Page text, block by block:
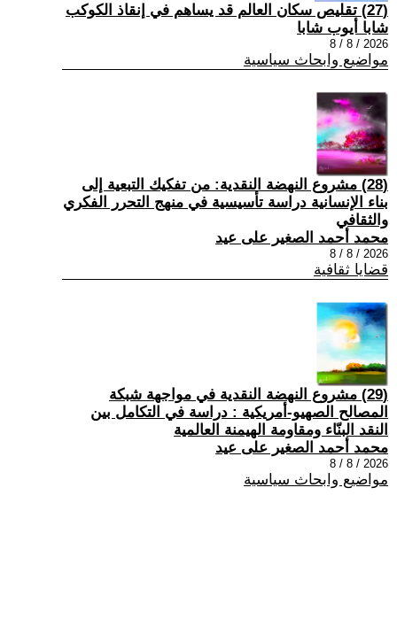
(27) تقليص سكان العالم قد يساهم في إنقاذ الكوكب
شابا أيوب شابا
2026 / 8 / 8
مواضيع وابحاث سياسية
(28) مشروع النهضة النقدية: من تفكيك التبعية إلى
بناء الإنسانية دراسة تأسيسية في منهج التحرر الفكري
والثقافي
محمد أحمد الصغير على عيد
2026 / 8 / 8
قضايا ثقافية
(29) مشروع النهضة النقدية في مواجهة شبكة
المصالح الصهيو-أمريكية : دراسة في التكامل بين
النقد البنّاء ومقاومة الهيمنة العالمية
محمد أحمد الصغير على عيد
2026 / 8 / 8
مواضيع وابحاث سياسية